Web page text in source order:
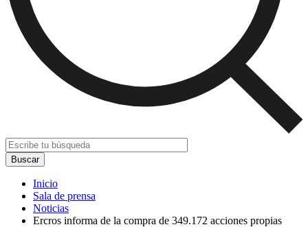
Inicio
Sala de prensa
Noticias
Ercros informa de la compra de 349.172 acciones propias